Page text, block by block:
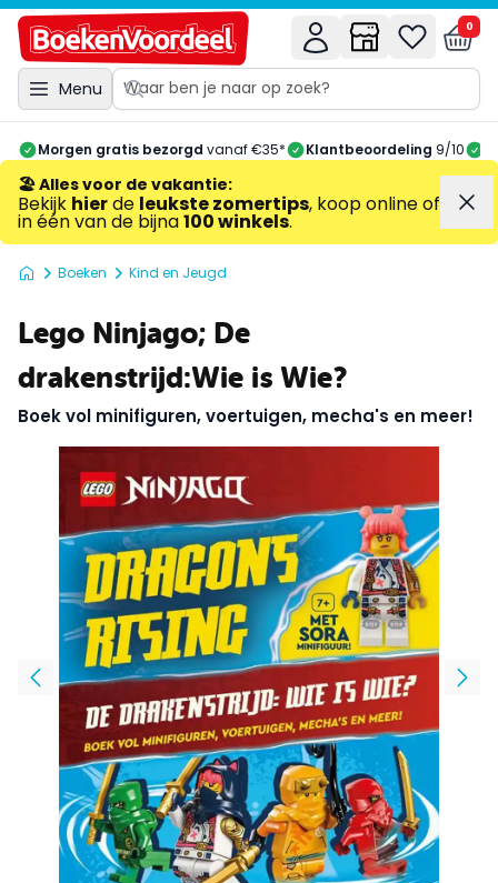
Menu
0
Morgen gratis bezorgd vanaf €35* Klantbeoordeling 9/10
🏖️ Alles voor de vakantie:
Bekijk hierde leukste zomertips, koop online of
in één van de bijna100 winkels.
Boeken Kind en Jeugd
Lego Ninjago; De
drakenstrijd:Wie is Wie?
Boek vol minifiguren, voertuigen, mecha's en meer!